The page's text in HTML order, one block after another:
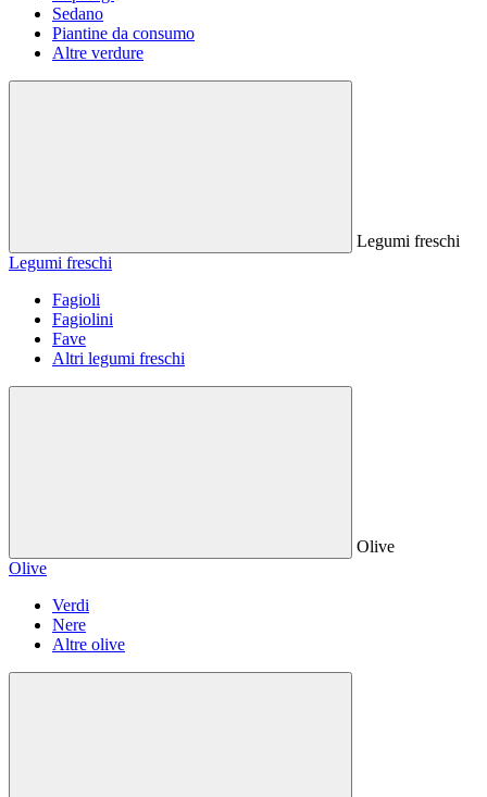
Sedano
Piantine da consumo
Altre verdure
Legumi freschi
Legumi freschi
Fagioli
Fagiolini
Fave
Altri legumi freschi
Olive
Olive
Verdi
Nere
Altre olive